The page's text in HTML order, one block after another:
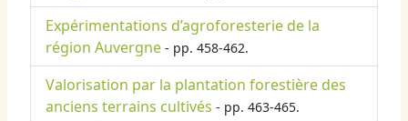
Expérimentations d’agroforesterie de la
région Auvergne - pp. 458-462.
Valorisation par la plantation forestière des
anciens terrains cultivés - pp. 463-465.